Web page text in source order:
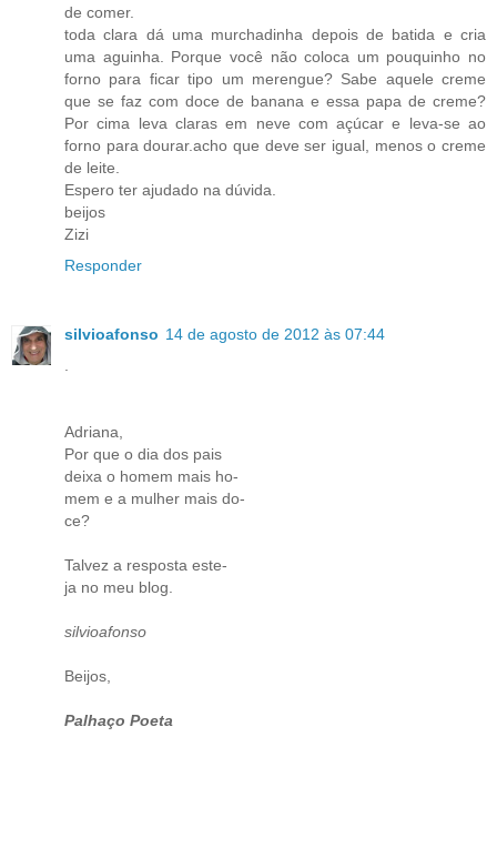
de comer.
toda clara dá uma murchadinha depois de batida e cria
uma aguinha. Porque você não coloca um pouquinho no
forno para ficar tipo um merengue? Sabe aquele creme
que se faz com doce de banana e essa papa de creme?
Por cima leva claras em neve com açúcar e leva-se ao
forno para dourar.acho que deve ser igual, menos o creme
de leite.
Espero ter ajudado na dúvida.
beijos
Zizi
Responder
silvioafonso 14 de agosto de 2012 às 07:44
Adriana,
Por que o dia dos pais
deixa o homem mais ho-
mem e a mulher mais do-
ce?
Talvez a resposta este-
ja no meu blog.
silvioafonso
Beijos,
Palhaço Poeta